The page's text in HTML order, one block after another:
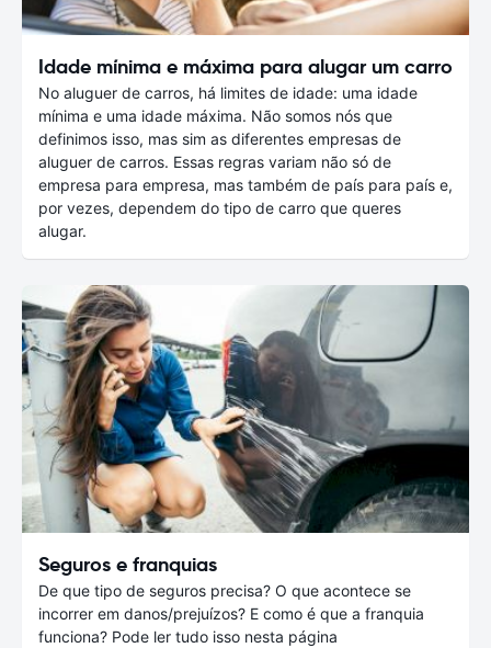
Idade mínima e máxima para alugar um carro
No aluguer de carros, há limites de idade: uma idade
mínima e uma idade máxima. Não somos nós que
definimos isso, mas sim as diferentes empresas de
aluguer de carros. Essas regras variam não só de
empresa para empresa, mas também de país para país e,
por vezes, dependem do tipo de carro que queres
alugar.
Seguros e franquias
De que tipo de seguros precisa? O que acontece se
incorrer em danos/prejuízos? E como é que a franquia
funciona? Pode ler tudo isso nesta página